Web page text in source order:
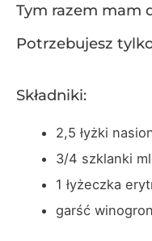
Tym razem mam
Potrzebujesz
Składniki:
2,5 łyżki
3/4 szklanki
1 łyżeczka
garść